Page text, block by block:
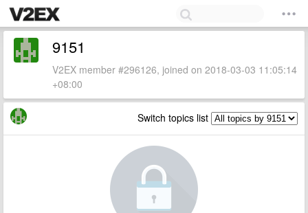
9151
V2EX member #296126, joined on 2018-03-03 11:05:14
+08:00
Switch topics list